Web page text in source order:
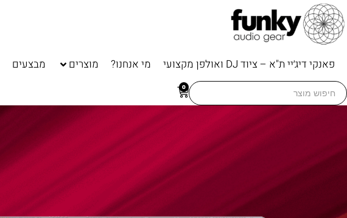
פאנקי דיג׳יי ת"א – ציוד DJ ואולפן מקצועי מי אנחנו? מוצרים מבצעים
Search
for:
0